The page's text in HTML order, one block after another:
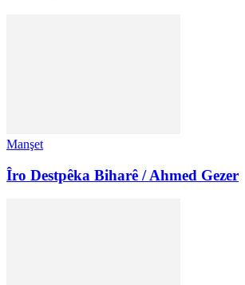
Manşet
Îro Destpêka Biharê / Ahmed Gezer